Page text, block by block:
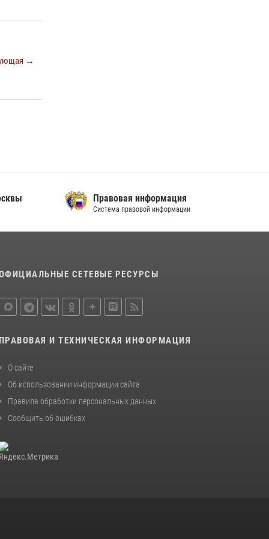
→
Правовая информация
Система правовой информации
СЕТЕВЫЕ РЕСУРСЫ
ПРАВОВАЯ И ТЕХНИЧЕСКАЯ ИНФОРМАЦИЯ
О сайте
Об использовании информации сайта
Правила обработки персональных данных
Сообщить об ошибках